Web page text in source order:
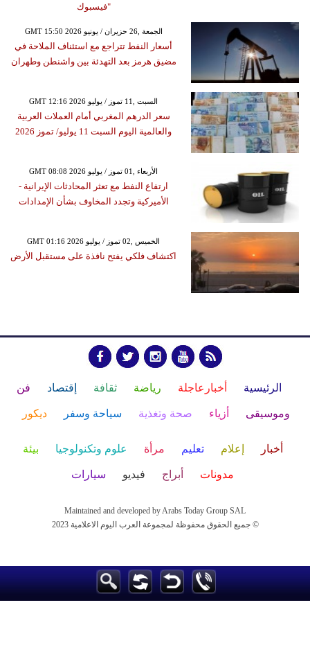
"فيسبوك
GMT 15:50 2026 الجمعة ,26 حزيران / يونيو
أسعار النفط تتراجع مع استئناف الملاحة في
مضيق هرمز بعد التهدئة بين واشنطن وطهران
GMT 12:16 2026 السبت ,11 تموز / يوليو
سعر الدرهم المغربي أمام العملات العربية
والعالمية اليوم السبت 11 يوليو/ تموز 2026
GMT 08:08 2026 الأربعاء ,01 تموز / يوليو
ارتفاع النفط مع تعثر المحادثات الإيرانية -
الأميركية وتجدد المخاوف بشأن الإمدادات
GMT 01:16 2026 الخميس ,02 تموز / يوليو
اكتشاف فلكي يفتح نافذة على مستقبل الأرض
الرئيسية أخبارعاجلة رياضة ثقافة إقتصاد فن
وموسيقى أزياء صحة وتغذية سياحة وسفر ديكور
أخبار إعلام تعليم مرأة علوم وتكنولوجيا بيئة
مدونات أبراج فيديو سيارات
Maintained and developed by Arabs Today Group SAL
جميع الحقوق محفوظة لمجموعة العرب اليوم الاعلامية 2023 ©